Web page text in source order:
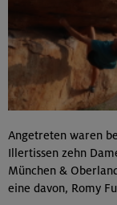
Angetreten waren
Illertissen zehn
München &
eine davon, Romy